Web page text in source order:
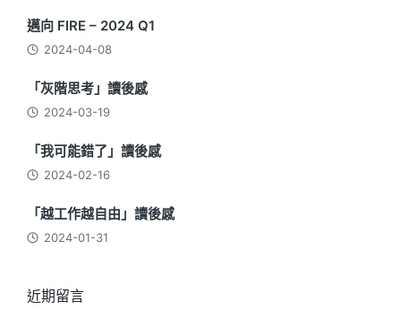
邁向 FIRE – 2024 Q1
2024-04-08
「灰階思考」讀後感
2024-03-19
「我可能錯了」讀後感
2024-02-16
「越工作越自由」讀後感
2024-01-31
近期留言